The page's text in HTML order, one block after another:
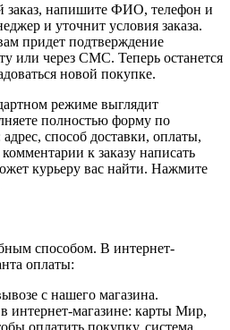
заказ, напишите ФИО, телефон и
и уточнит условия заказа.
придет подтверждение
или через СМС. Теперь останется
новой покупке.
режиме выглядит
полностью форму по
способ доставки, оплаты,
к заказу написать
курьеру вас найти. Нажмите
способом. В интернет-
оплаты:
с нашего магазина.
интернет-магазине: карты Мир,
оплатить покупку, система